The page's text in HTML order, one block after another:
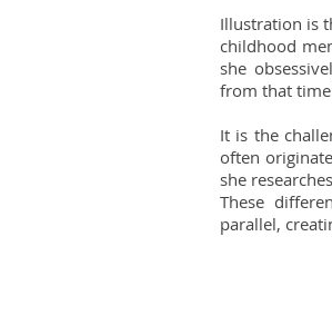
Illustration is
childhood
she
from that
It is the
often
she
These
parallel,